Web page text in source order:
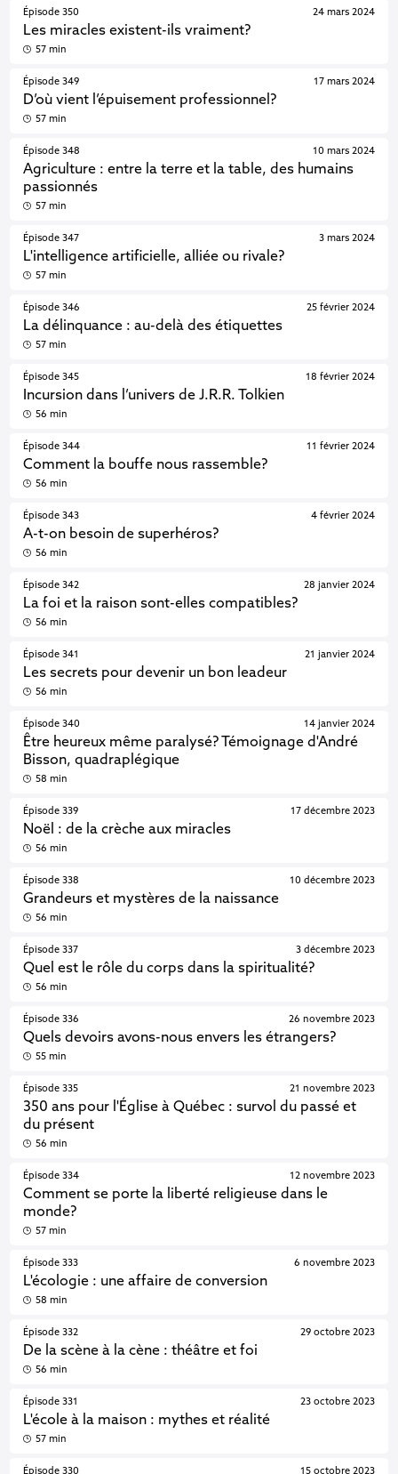
Épisode 350
Les miracles existent-ils vraiment?
24 mars 2024
57 min
Épisode 349
D’où vient l’épuisement professionnel?
17 mars 2024
57 min
Épisode 348
Agriculture : entre la terre et la table, des humains
passionnés
10 mars 2024
57 min
Épisode 347
L'intelligence artificielle, alliée ou rivale?
3 mars 2024
57 min
Épisode 346
La délinquance : au-delà des étiquettes
25 février 2024
57 min
Épisode 345
Incursion dans l’univers de J.R.R. Tolkien
18 février 2024
56 min
Épisode 344
Comment la bouffe nous rassemble?
11 février 2024
56 min
Épisode 343
A-t-on besoin de superhéros?
4 février 2024
56 min
Épisode 342
La foi et la raison sont-elles compatibles?
28 janvier 2024
56 min
Épisode 341
Les secrets pour devenir un bon leadeur
21 janvier 2024
56 min
Épisode 340
Être heureux même paralysé? Témoignage d'André
Bisson, quadraplégique
14 janvier 2024
58 min
Épisode 339
Noël : de la crèche aux miracles
17 décembre 2023
56 min
Épisode 338
Grandeurs et mystères de la naissance
10 décembre 2023
56 min
Épisode 337
Quel est le rôle du corps dans la spiritualité?
3 décembre 2023
56 min
Épisode 336
Quels devoirs avons-nous envers les étrangers?
26 novembre 2023
55 min
Épisode 335
350 ans pour l'Église à Québec : survol du passé et
du présent
21 novembre 2023
56 min
Épisode 334
Comment se porte la liberté religieuse dans le
monde?
12 novembre 2023
57 min
Épisode 333
L'écologie : une affaire de conversion
6 novembre 2023
58 min
Épisode 332
De la scène à la cène : théâtre et foi
29 octobre 2023
56 min
Épisode 331
L'école à la maison : mythes et réalité
23 octobre 2023
57 min
Épisode 330 15 octobre 2023